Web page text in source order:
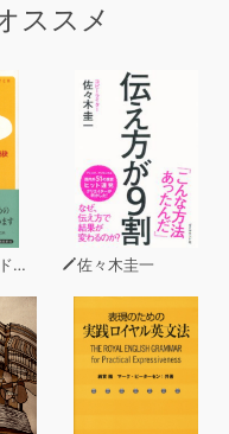
ススメ
佐々木圭一